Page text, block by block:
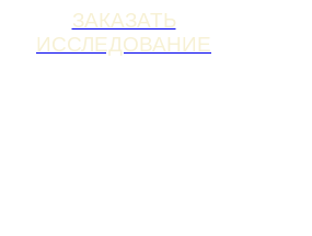
ЗАКАЗАТЬ
ИССЛЕДОВАНИЕ